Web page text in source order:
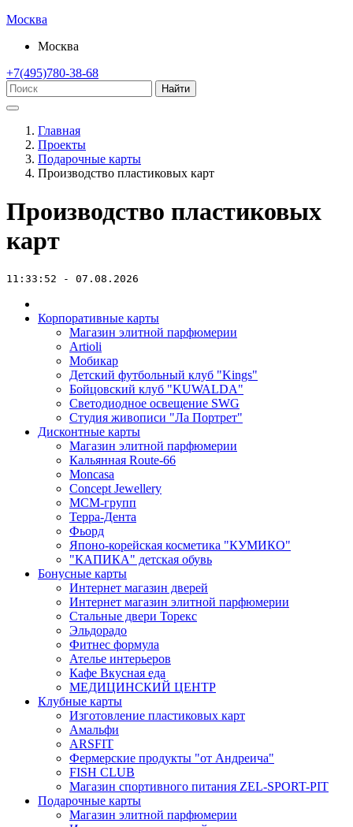
Москва
Москва
+7(495)780-38-68
Найти
Главная
Проекты
Подарочные карты
Производство пластиковых карт
Производство пластиковых
карт
11:33:52 - 07.08.2026
Корпоративные карты
Магазин элитной парфюмерии
Artioli
Мобикар
Детский футбольный клуб "Kings"
Бойцовский клуб "KUWALDA"
Светодиодное освещение SWG
Студия живописи "Ла Портрет"
Дисконтные карты
Магазин элитной парфюмерии
Кальянная Route-66
Moncasa
Concept Jewellery
МСМ-групп
Терра-Дента
Фьорд
Японо-корейская косметика "КУМИКО"
"КАПИКА" детская обувь
Бонусные карты
Интернет магазин дверей
Интернет магазин элитной парфюмерии
Стальные двери Торекс
Эльдорадо
Фитнес формула
Ателье интерьеров
Кафе Вкусная еда
МЕДИЦИНСКИЙ ЦЕНТР
Клубные карты
Изготовление пластиковых карт
Амальфи
ARSFIT
Фермерские продукты "от Андреича"
FISH CLUB
Магазин спортивного питания ZEL-SPORT-PIT
Подарочные карты
Магазин элитной парфюмерии